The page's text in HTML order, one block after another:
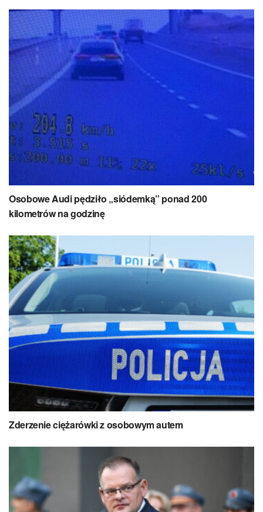
Osobowe Audi pędziło „siódemką” ponad 200
kilometrów na godzinę
Zderzenie ciężarówki z osobowym autem